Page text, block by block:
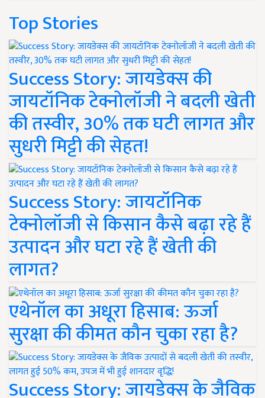
Top Stories
Success Story: जायडेक्स की
जायटॉनिक टेक्नोलॉजी ने बदली खेती
की तस्वीर, 30% तक घटी लागत और
सुधरी मिट्टी की सेहत!
Success Story: जायटॉनिक
टेक्नोलॉजी से किसान कैसे बढ़ा रहे हैं
उत्पादन और घटा रहे हैं खेती की
लागत?
एथेनॉल का अधूरा हिसाब: ऊर्जा
सुरक्षा की कीमत कौन चुका रहा है?
Success Story: जायडेक्स के जैविक